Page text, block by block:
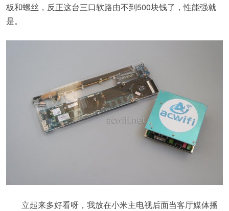
板和螺丝，反正这台三口软路由不到500块钱了，性能强就
是。
立起来多好看呀，我放在小米主电视后面当客厅媒体播